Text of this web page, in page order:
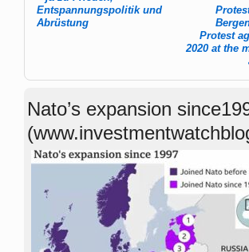
Entspannungspolitik und
Abrüstung
Protest
2020 at the
Nato’s expansion